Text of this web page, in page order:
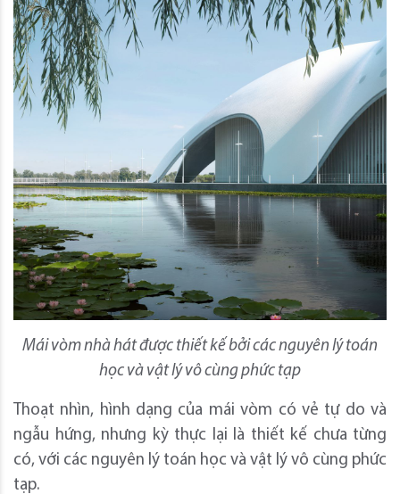
Mái vòm nhà hát được thiết kế bởi các nguyên lý toán
học và vật lý vô cùng phức tạp
Thoạt nhìn, hình dạng của mái vòm có vẻ tự do và
ngẫu hứng, nhưng kỳ thực lại là thiết kế chưa từng
có, với các nguyên lý toán học và vật lý vô cùng phức
tạp.